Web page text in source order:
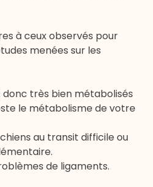
à ceux observés pour
menées sur les
donc très bien métabolisés
le métabolisme de votre
au transit difficile ou
de ligaments.